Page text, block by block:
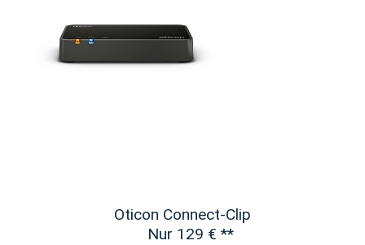
Oticon Connect-Clip
Nur 129 € **